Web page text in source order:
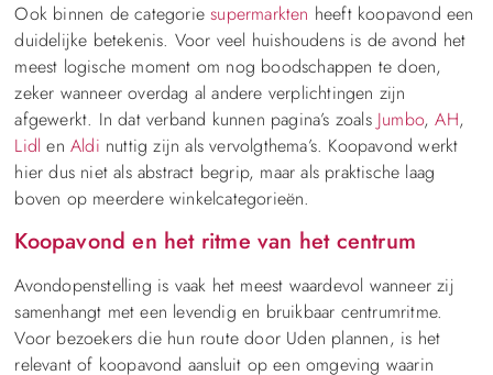
Ook binnen de categoriesupermarkten heeft koopavond een
duidelijke betekenis. Voor veel huishoudens is de avond het
meest logische moment om nog boodschappen te doen,
zeker wanneer overdag al andere verplichtingen zijn
afgewerkt. In dat verband kunnen pagina’s zoals Jumbo,AH,
Lidl enAldi nuttig zijn als vervolgthema’s. Koopavond werkt
hier dus niet als abstract begrip, maar als praktische laag
boven op meerdere winkelcategorieën.
Koopavond en het ritme van het centrum
Avondopenstelling is vaak het meest waardevol wanneer zij
samenhangt met een levendig en bruikbaar centrumritme.
Voor bezoekers die hun route door Uden plannen, is het
relevant of koopavond aansluit op een omgeving waarin